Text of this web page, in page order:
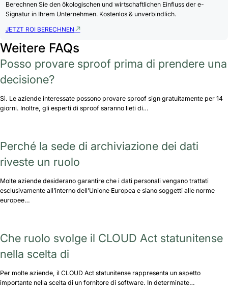
Berechnen Sie den ökologischen und wirtschaftlichen Einfluss der e-
Signatur in Ihrem Unternehmen. Kostenlos & unverbindlich.
JETZT ROI BERECHNEN
Weitere FAQs
Posso provare sproof prima di prendere una
decisione?
Sì. Le aziende interessate possono provare sproof sign gratuitamente per 14
giorni. Inoltre, gli esperti di sproof saranno lieti di…
Perché la sede di archiviazione dei dati
riveste un ruolo
Molte aziende desiderano garantire che i dati personali vengano trattati
esclusivamente all’interno dell’Unione Europea e siano soggetti alle norme
europee…
Che ruolo svolge il CLOUD Act statunitense
nella scelta di
Per molte aziende, il CLOUD Act statunitense rappresenta un aspetto
importante nella scelta di un fornitore di software. In determinate…